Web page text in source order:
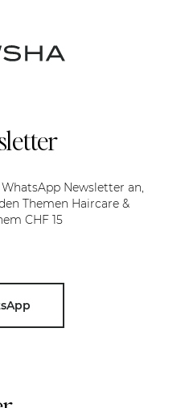
Newsletter an,
Themen Haircare &
CHF 15